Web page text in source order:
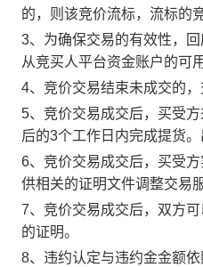
的，则该竞价流标，流标的
3、为确保交易的有效性，
从竞买人平台资金账户的可
4、竞价交易结束未成交的
5、竞价交易成交后，买受
后的3个工作日内完成提货
6、竞价交易成交后，买受
供相关的证明文件调整交易
7、竞价交易成交后，双方
的证明。
8、违约认定与违约金金额